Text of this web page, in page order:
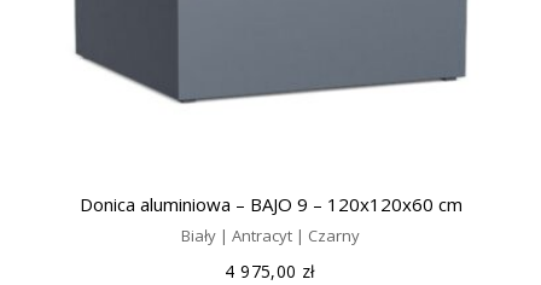
Donica aluminiowa – BAJO 9 – 120x120x60 cm
Biały | Antracyt | Czarny
4 975,00 zł